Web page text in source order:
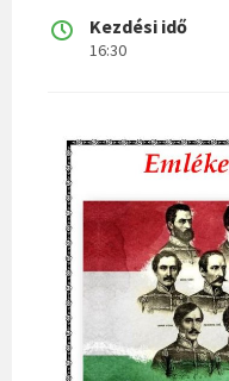
Kezdési idő
16:30